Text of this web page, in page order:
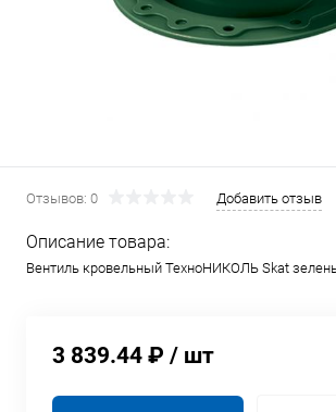
Отзывов: 0 Добавить отзыв
Описание товара:
Вентиль кровельный ТехноНИКОЛЬ Skat
3 839.44 ₽ / шт